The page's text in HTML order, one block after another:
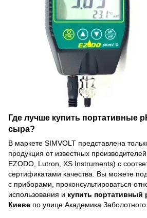
Где лучше купить портативные
сыра?
В маркете SIMVOLT представлена
продукция от известных
EZODO, Lutron, XS Instruments) с
сертификатами качества. Вы можете
с приборами, проконсультироваться
использования и купить
Киеве по улице Академика Заболотного